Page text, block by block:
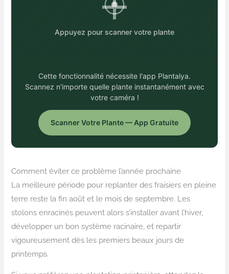
Appuyez pour scanner votre plante
Cette fonctionnalité nécessite l'app Plantalya.
Scannez n'importe quelle plante instantanément avec
votre caméra !
Scanner Votre Plante — App Gratuite
Comment éviter ce problème l’année prochaine
La meilleure période pour replanter des fraisiers en pleine
terre reste la fin août et le mois de septembre. Les
stolons enracinés peuvent alors s’installer avant l’hiver,
développer un bon système racinaire, et repartir
vigoureusement dès les premiers beaux jours de
printemps.